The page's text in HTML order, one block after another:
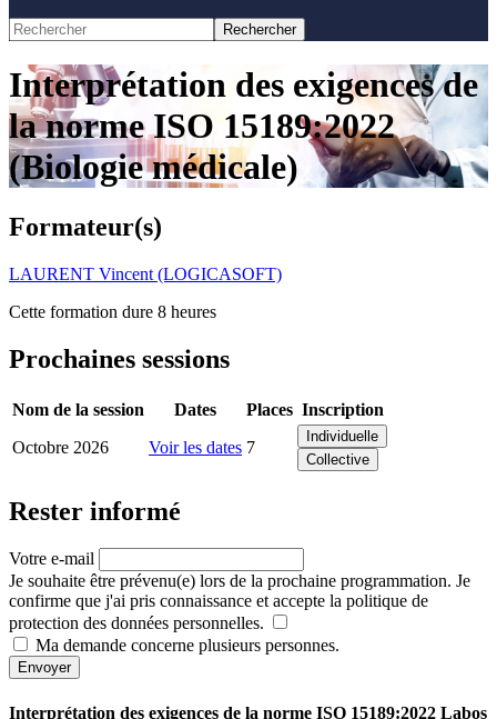
Interprétation des exigences de
la norme ISO 15189:2022
(Biologie médicale)
Formateur(s)
LAURENT Vincent (LOGICASOFT)
Cette formation dure 8 heures
Prochaines sessions
Nom de la session Dates Places Inscription
Octobre 2026
Voir les dates 7
Individuelle
Collective
Rester informé
Votre e-mail
Je souhaite être prévenu(e) lors de la prochaine programmation. Je
confirme que j'ai pris connaissance et accepte la politique de
protection des données personnelles.
Ma demande concerne plusieurs personnes.
Envoyer
Interprétation des exigences de la norme ISO 15189:2022 Labos